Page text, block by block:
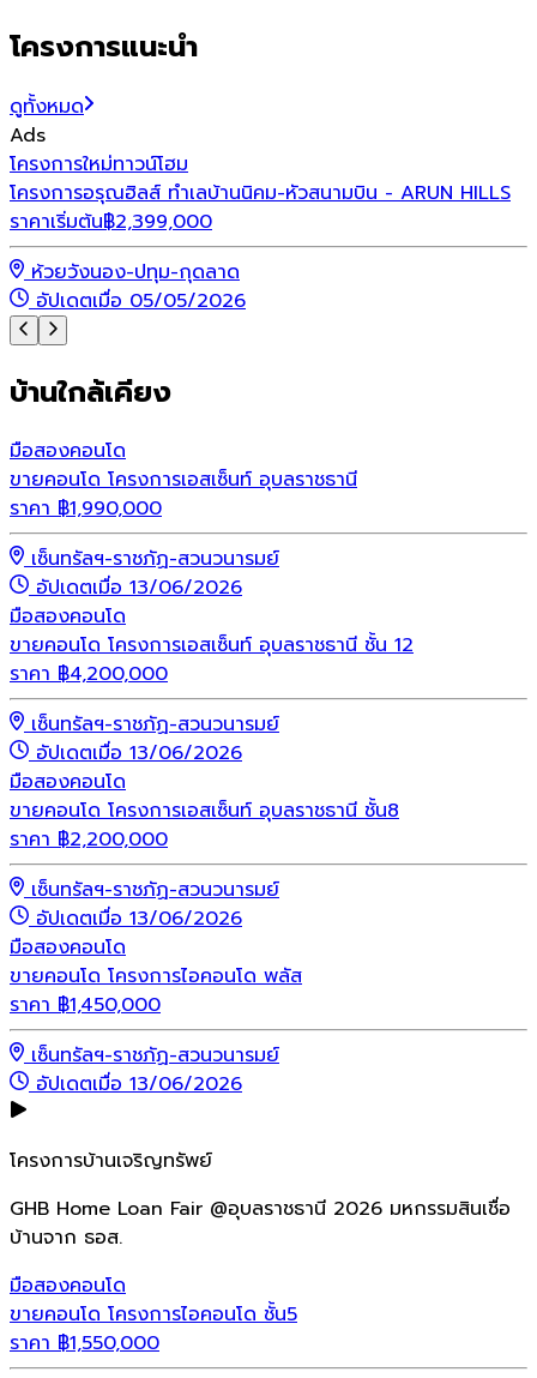
โครงการแนะนำ
ดูทั้งหมด
Ads
โครงการใหม่ทาวน์โฮม
โครงการอรุณฮิลส์ ทำเลบ้านนิคม-หัวสนามบิน - ARUN HILLS
ราคาเริ่มต้น฿2,399,000
ห้วยวังนอง-ปทุม-กุดลาด
อัปเดตเมื่อ 05/05/2026
บ้านใกล้เคียง
มือสองคอนโด
ขายคอนโด โครงการเอสเซ็นท์ อุบลราชธานี
ราคา ฿1,990,000
เซ็นทรัลฯ-ราชภัฏ-สวนวนารมย์
อัปเดตเมื่อ 13/06/2026
มือสองคอนโด
ขายคอนโด โครงการเอสเซ็นท์ อุบลราชธานี ชั้น 12
ราคา ฿4,200,000
เซ็นทรัลฯ-ราชภัฏ-สวนวนารมย์
อัปเดตเมื่อ 13/06/2026
มือสองคอนโด
ขายคอนโด โครงการเอสเซ็นท์ อุบลราชธานี ชั้น8
ราคา ฿2,200,000
เซ็นทรัลฯ-ราชภัฏ-สวนวนารมย์
อัปเดตเมื่อ 13/06/2026
มือสองคอนโด
ขายคอนโด โครงการไอคอนโด พลัส
ราคา ฿1,450,000
เซ็นทรัลฯ-ราชภัฏ-สวนวนารมย์
อัปเดตเมื่อ 13/06/2026
โครงการบ้านเจริญทรัพย์
GHB Home Loan Fair @อุบลราชธานี 2026 มหกรรมสินเชื่อ
บ้านจาก ธอส.
มือสองคอนโด
ขายคอนโด โครงการไอคอนโด ชั้น5
ราคา ฿1,550,000